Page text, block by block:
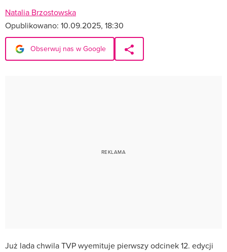
Natalia Brzostowska
Opublikowano: 10.09.2025, 18:30
Obserwuj nas w Google
Już lada chwila TVP wyemituje pierwszy odcinek 12. edycji